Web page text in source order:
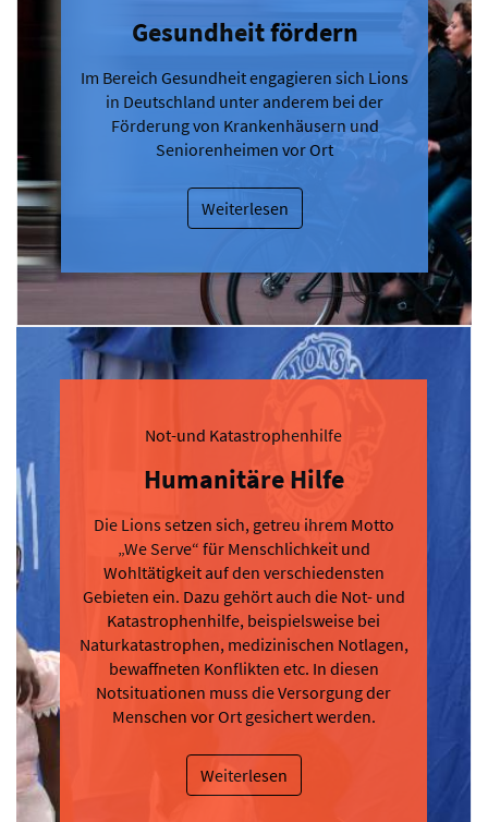
Gesundheit fördern
Im Bereich Gesundheit engagieren sich Lions
in Deutschland unter anderem bei der
Förderung von Krankenhäusern und
Seniorenheimen vor Ort
Weiterlesen
Not-und Katastrophenhilfe
Humanitäre Hilfe
Die Lions setzen sich, getreu ihrem Motto
„We Serve“ für Menschlichkeit und
Wohltätigkeit auf den verschiedensten
Gebieten ein. Dazu gehört auch die Not- und
Katastrophenhilfe, beispielsweise bei
Naturkatastrophen, medizinischen Notlagen,
bewaffneten Konflikten etc. In diesen
Notsituationen muss die Versorgung der
Menschen vor Ort gesichert werden.
Weiterlesen